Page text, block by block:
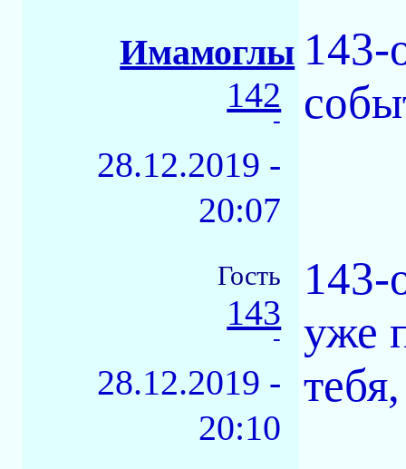
Имамоглы
142
-
28.12.2019 -
20:07
143-
Гость
143
-
28.12.2019 -
20:10
143-
уже